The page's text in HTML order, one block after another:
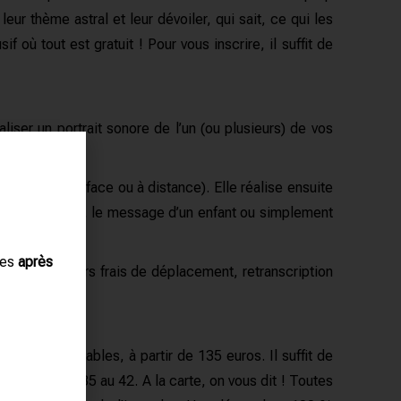
thème astral et leur dévoiler, qui sait, ce qui les
où tout est gratuit ! Pour vous inscrire, il suffit de
un portrait sonore de l’un (ou plusieurs) de vos
(en face à face ou à distance). Elle réalise ensuite
parents, le message d’un enfant ou simplement
court (hors frais de déplacement, retranscription
personnalisables, à partir de 135 euros. Il suffit de
vont du 35 au 42. A la carte, on vous dit ! Toutes
après